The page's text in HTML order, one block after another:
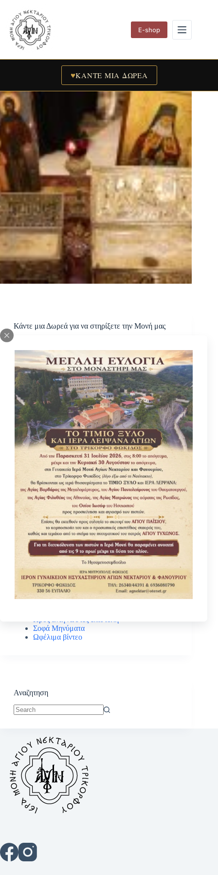
content
E-shop
♥ΚΑΝΤΕ ΜΙΑ ΔΩΡΕΑ
Κάντε μια Δωρεά για να στηρίξετε την Μονή μας
Κατηγοριες
Βίοι Αγίων
Γέροντας Νεκτάριος Μουλατσιώτης
Διάφορα ψυχωφελή κείμενα
Κάτι ενδιαφέρον
Νέα – Ανακοινώσεις
Σοφά Μηνύματα
Ωφέλιμα βίντεο
Αναζητηση